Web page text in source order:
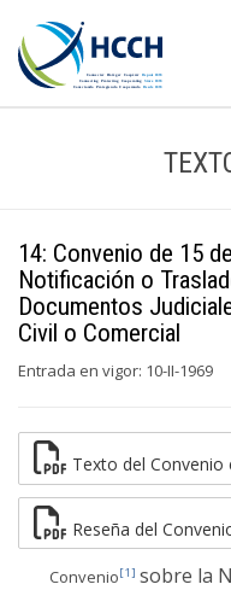
14: Convenio de 15
Notificación o
Documentos
Civil o Comercial
Entrada en vigor: 10-II-1969
Texto del Convenio
Reseña del
Convenio[1] sobre la